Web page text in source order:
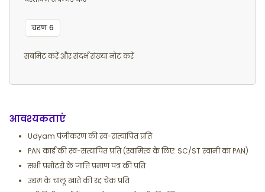
चरण 6
सबमिट करें और संदर्भ संख्या नोट करें
आवश्यकताएं
Udyam पंजीकरण की स्व-सत्यापित प्रति
PAN कार्ड की स्व-सत्यापित प्रति (स्वामित्व के लिए: SC/ST स्वामी का PAN)
सभी प्रमोटरों के जाति प्रमाण पत्र की प्रति
उद्यम के चालू खाते की रद्द चेक प्रति